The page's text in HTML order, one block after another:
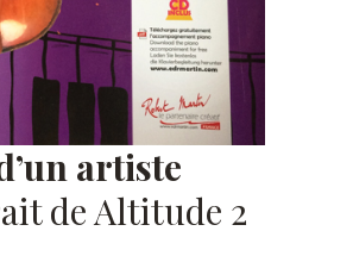
artiste
de Altitude 2